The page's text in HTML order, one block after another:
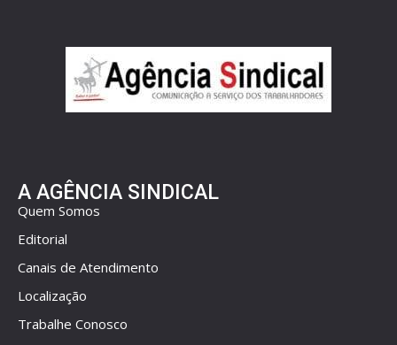
A AGÊNCIA SINDICAL
Quem Somos
Editorial
Canais de Atendimento
Localização
Trabalhe Conosco